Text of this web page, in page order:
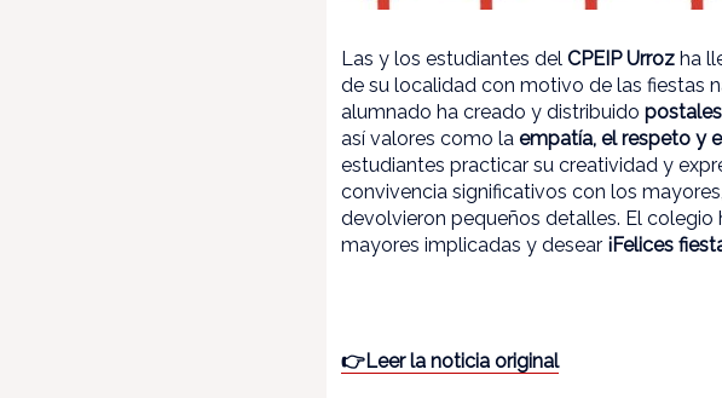
Las y los estudiantes delCPEIP Urroz ha
de su localidad con motivo de las fiestas
alumnado ha creado y distribuido
así valores como laempatía, el respeto y
estudiantes practicar su creatividad y
convivencia significativos con los
devolvieron pequeños detalles. El
mayores implicadas y desear ¡Felices
👉Leer la noticia original